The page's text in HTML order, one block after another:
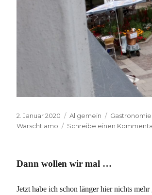
Veröffentlicht
am
2. Januar 2020 Kategorien
Allgemein Schlagwörter
Gastronomie
Wärschtlamo
Schreibe einen
Dann wollen wir mal …
Jetzt habe ich schon länger hier nichts mehr